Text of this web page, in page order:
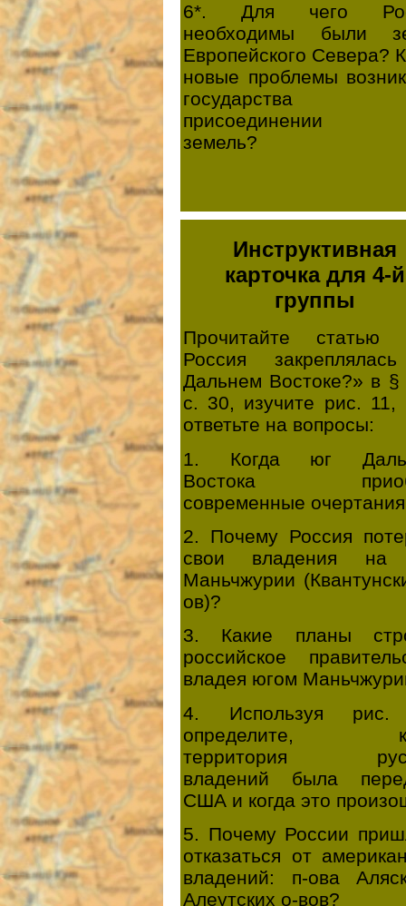
6*. Для чего
необходимы были
Европейского Севера?
новые проблемы
государства
присоединении
земель?
Инструктивная
карточка для 4-й
группы
Прочитайте статью
Россия
Дальнем Востоке?» в
с. 30, изучите рис. 11,
ответьте на вопросы:
1. Когда юг
Востока
современные
2. Почему Россия
свои владения на
Маньчжурии
ов)?
3. Какие планы
российское
владея югом
4. Используя
определите,
территория
владений была
США и когда это
5. Почему России
отказаться от
владений: п-ова
Алеутских о-вов?